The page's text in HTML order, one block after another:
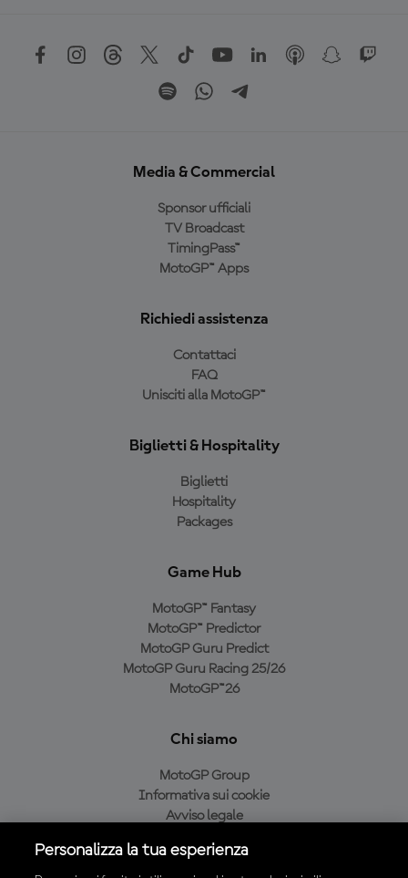
Media & Commercial
Sponsor ufficiali
TV Broadcast
TimingPass™
MotoGP™ Apps
Richiedi assistenza
Contattaci
FAQ
Unisciti alla MotoGP™
Biglietti & Hospitality
Biglietti
Hospitality
Packages
Game Hub
MotoGP™ Fantasy
MotoGP™ Predictor
MotoGP Guru Predict
MotoGP Guru Racing 25/26
MotoGP™26
Chi siamo
MotoGP Group
Informativa sui cookie
Avviso legale
Condizioni di acquisto
Personalizza la tua esperienza